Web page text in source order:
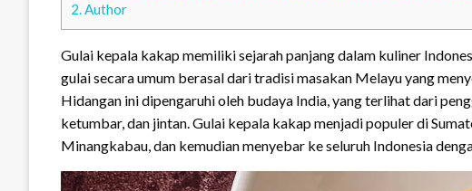
2.Author
Gulai kepala kakap memiliki sejarah panjang dalam kuliner
gulai secara umum berasal dari tradisi masakan Melayu yang
Hidangan ini dipengaruhi oleh budaya India, yang terlihat dari
ketumbar, dan jintan. Gulai kepala kakap menjadi populer di
Minangkabau, dan kemudian menyebar ke seluruh Indonesia